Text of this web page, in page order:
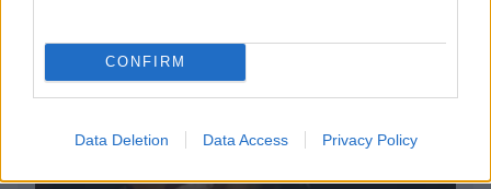
CONFIRM
Data Deletion Data Access Privacy Policy